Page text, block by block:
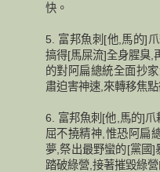
快。
5. 富邦魚刺[他,馬的]
搞得[馬屎流]全身腥臭,
的對阿扁總統全面抄
肅迫害神速,來轉移焦
6. 富邦魚刺[他,馬的]爪
屈不撓精神,惟恐阿扁
夢,祭出最野蠻的[黨國
踏破綠營,接著摧毀綠